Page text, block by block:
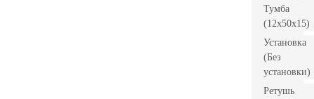
Тумба
(12x50x15)
Установка
(Без
установки)
Ретушь